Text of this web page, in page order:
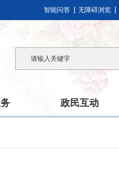
智能问答 无障碍浏览
政民互动